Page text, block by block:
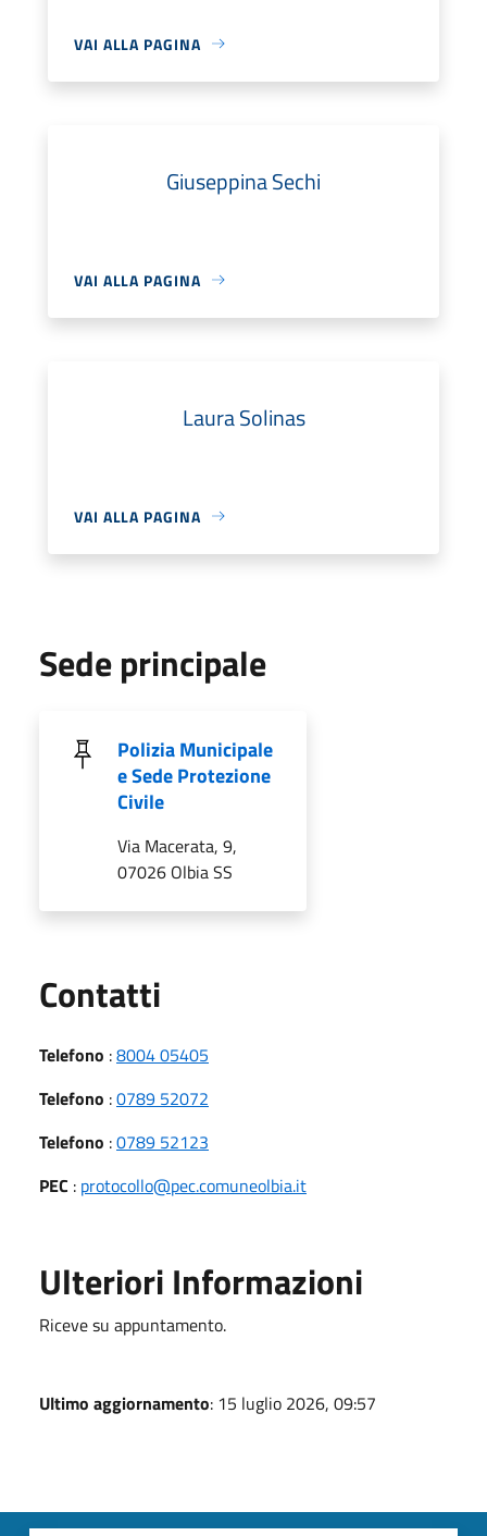
VAI ALLA PAGINA
Giuseppina Sechi
VAI ALLA PAGINA
Laura Solinas
VAI ALLA PAGINA
Sede principale
Polizia Municipale
e Sede Protezione
Civile
Via Macerata, 9,
07026 Olbia SS
Contatti
Telefono :8004 05405
Telefono :0789 52072
Telefono :0789 52123
PEC : protocollo@pec.comuneolbia.it
Ulteriori Informazioni
Riceve su appuntamento.
Ultimo aggiornamento: 15 luglio 2026, 09:57